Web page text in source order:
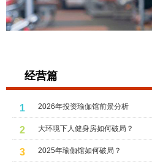
经营篇
1 2026年投资瑜伽馆前景分析
2 大环境下人健身房如何破局？
3 2025年瑜伽馆如何破局？